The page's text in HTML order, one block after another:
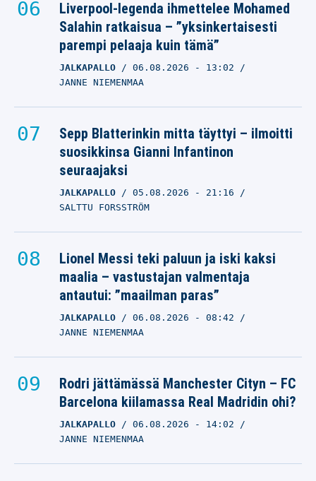
Liverpool-legenda ihmettelee Mohamed
Salahin ratkaisua – ”yksinkertaisesti
parempi pelaaja kuin tämä”
JALKAPALLO 06.08.2026 - 13:02
JANNE NIEMENMAA
Sepp Blatterinkin mitta täyttyi – ilmoitti
suosikkinsa Gianni Infantinon
seuraajaksi
JALKAPALLO 05.08.2026 - 21:16
SALTTU FORSSTRÖM
Lionel Messi teki paluun ja iski kaksi
maalia – vastustajan valmentaja
antautui: ”maailman paras”
JALKAPALLO 06.08.2026 - 08:42
JANNE NIEMENMAA
Rodri jättämässä Manchester Cityn – FC
Barcelona kiilamassa Real Madridin ohi?
JALKAPALLO 06.08.2026 - 14:02
JANNE NIEMENMAA